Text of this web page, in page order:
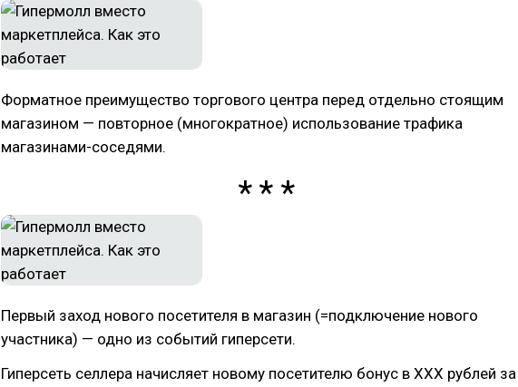
Форматное преимущество торгового центра перед отдельно стоящим
магазином — повторное (многократное) использование трафика
магазинами-соседями.
Первый заход нового посетителя в магазин (=подключение нового
участника) — одно из событий гиперсети.
Гиперсеть селлера начисляет новому посетителю бонус в ХХХ рублей за